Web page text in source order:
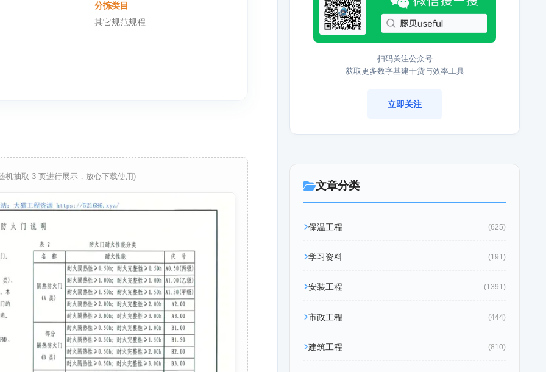
分拣类目
其它规范规程
机抽取 3 页进行展示，放心下载使用)
扫码关注公众号
获取更多数字基建干货与效率工具
立即关注
文章分类
保温工程 (625)
学习资料 (191)
安装工程 (1391)
市政工程 (444)
建筑工程 (810)